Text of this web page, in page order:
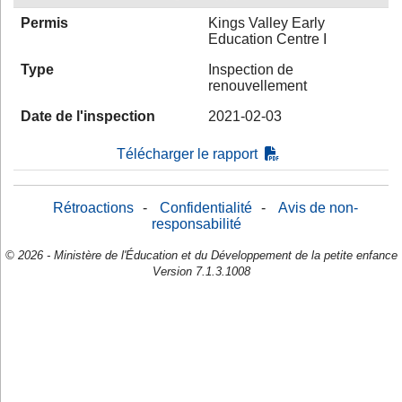
Permis
Kings Valley Early
Education Centre I
Type
Inspection de
renouvellement
Date de l'inspection
2021-02-03
Télécharger le rapport
Rétroactions - Confidentialité -
Avis de non-
responsabilité
© 2026 - Ministère de l'Éducation et du Développement de la petite enfance
Version 7.1.3.1008